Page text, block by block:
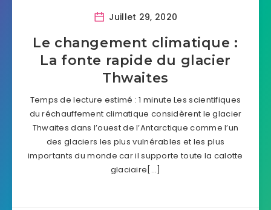
Juillet 29, 2020
Le changement climatique :
La fonte rapide du glacier
Thwaites
Temps de lecture estimé : 1 minute Les scientifiques
du réchauffement climatique considèrent le glacier
Thwaites dans l’ouest de l’Antarctique comme l’un
des glaciers les plus vulnérables et les plus
importants du monde car il supporte toute la calotte
glaciaire[…]